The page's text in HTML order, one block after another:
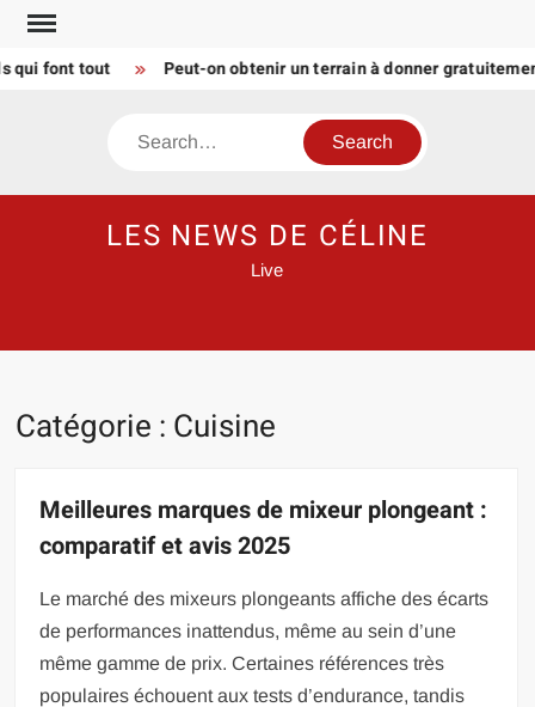
Skip
content
font tout Peut-on obtenir un terrain à donner gratuitement
Search
LES NEWS DE CÉLINE
Live
Catégorie : Cuisine
Meilleures marques de mixeur plongeant :
comparatif et avis 2025
Le marché des mixeurs plongeants affiche des écarts
de performances inattendus, même au sein d’une
même gamme de prix. Certaines références très
populaires échouent aux tests d’endurance, tandis